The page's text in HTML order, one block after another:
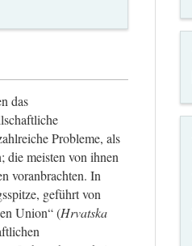
das
Probleme, als
die meisten von ihnen
voranbrachten. In
geführt von
Union“ (Hrvatska